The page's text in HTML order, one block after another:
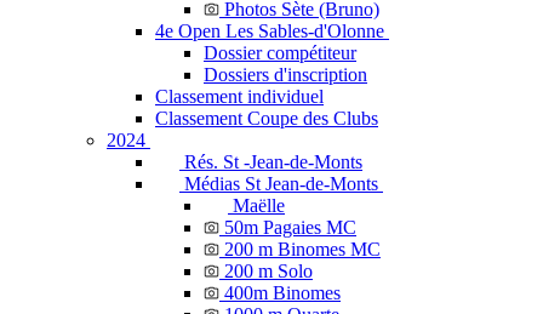
Photos Sète (Bruno)
4e Open Les Sables-d'Olonne
Dossier compétiteur
Dossiers d'inscription
Classement individuel
Classement Coupe des Clubs
2024
Rés. St -Jean-de-Monts
Médias St Jean-de-Monts
Maëlle
50m Pagaies MC
200 m Binomes MC
200 m Solo
400m Binomes